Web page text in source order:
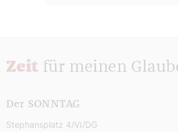
Zeit für meinen
Der SONNTAG
Stephansplatz 4/VI/DG